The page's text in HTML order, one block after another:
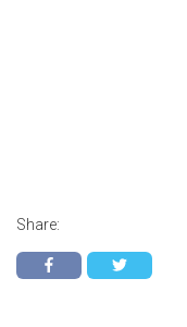
Share: